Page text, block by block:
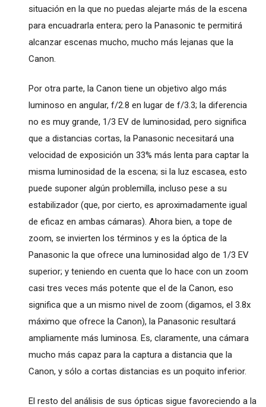
situación en la que no puedas alejarte más de la escena
para encuadrarla entera; pero la Panasonic te permitirá
alcanzar escenas mucho, mucho más lejanas que la
Canon.
Por otra parte, la Canon tiene un objetivo algo más
luminoso en angular, f/2.8 en lugar de f/3.3; la diferencia
no es muy grande, 1/3 EV de luminosidad, pero significa
que a distancias cortas, la Panasonic necesitará una
velocidad de exposición un 33% más lenta para captar la
misma luminosidad de la escena; si la luz escasea, esto
puede suponer algún problemilla, incluso pese a su
estabilizador (que, por cierto, es aproximadamente igual
de eficaz en ambas cámaras). Ahora bien, a tope de
zoom, se invierten los términos y es la óptica de la
Panasonic la que ofrece una luminosidad algo de 1/3 EV
superior; y teniendo en cuenta que lo hace con un zoom
casi tres veces más potente que el de la Canon, eso
significa que a un mismo nivel de zoom (digamos, el 3.8x
máximo que ofrece la Canon), la Panasonic resultará
ampliamente más luminosa. Es, claramente, una cámara
mucho más capaz para la captura a distancia que la
Canon, y sólo a cortas distancias es un poquito inferior.
El resto del análisis de sus ópticas sigue favoreciendo a la